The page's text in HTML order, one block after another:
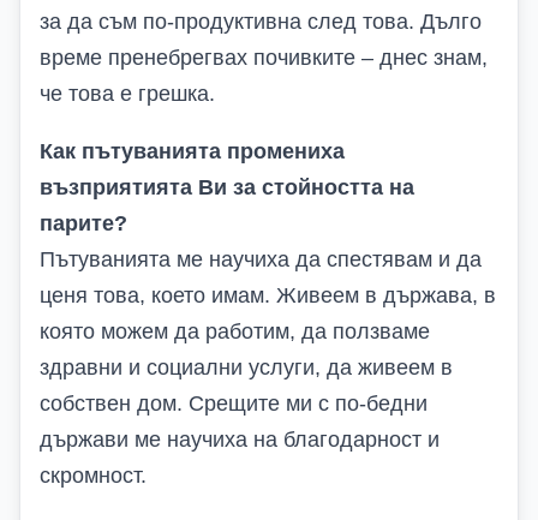
за да съм по-продуктивна след това. Дълго
време пренебрегвах почивките – днес знам,
че това е грешка.
Как пътуванията промениха
възприятията Ви за стойността на
парите?
Пътуванията ме научиха да спестявам и да
ценя това, което имам. Живеем в държава, в
която можем да работим, да ползваме
здравни и социални услуги, да живеем в
собствен дом. Срещите ми с по-бедни
държави ме научиха на благодарност и
скромност.